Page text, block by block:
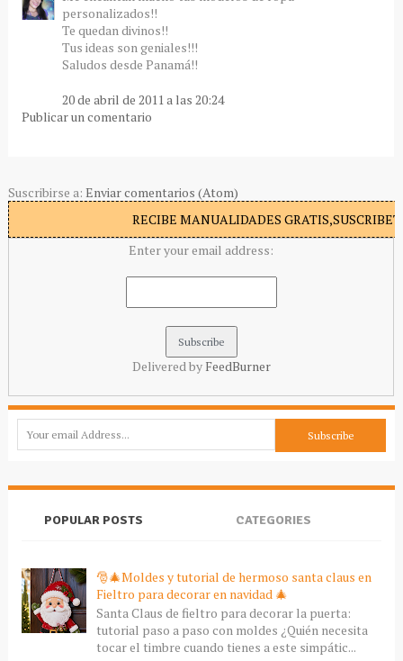
personalizados!!
Te quedan divinos!!
Tus ideas son geniales!!!
Saludos desde Panamá!!
20 de abril de 2011 a las 20:24
Publicar un comentario
Suscribirse a: Enviar comentarios (Atom)
RECIBE MANUALIDADES
Enter your email address:
Delivered by FeedBurner
POPULAR POSTS CATEGORIES
🎅🎄Moldes y tutorial de hermoso santa claus en
Fieltro para decorar en navidad 🎄
Santa Claus de fieltro para decorar la puerta:
tutorial paso a paso con moldes ¿Quién necesita
tocar el timbre cuando tienes a este simpátic...